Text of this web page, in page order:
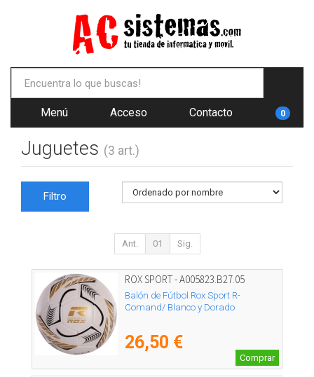
Menú Acceso Contacto 0
Juguetes (3 art.)
Filtro
Ant. 01 Sig.
ROX SPORT - A005823.B27.05
Balón de Fútbol Rox Sport R-
Comand/ Blanco y Dorado
26,50 €
Comprar